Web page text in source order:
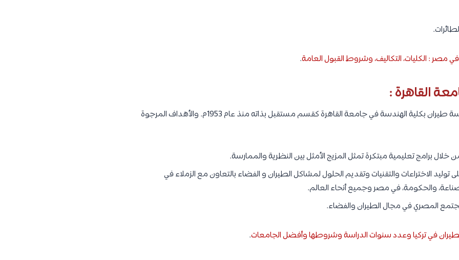
مصر : الكليات، التكاليف، وشروط القبول العامة.
القاهرة :
بدأت الدراسة في قسم هندسة طيران بكلية الهندسة في جامعة القاهرة كقسم مستقبل بذاته منذ عام 1953م. والأهداف المرجوة
برامج تعليمية مبتكرة تمثل المزيج الأمثل بين النظرية والممارسة.
توليد الاختراعات والتقنيات وتقديم الحلول لمشاكل الطيران و الفضاء بالتعاون مع الزملاء في
والحكومة، في مصر وجميع أنحاء العالم.
المصري في مجال الطيران والفضاء.
في تركيا وعدد سنوات الدراسة وشروطها وأفضل الجامعات.